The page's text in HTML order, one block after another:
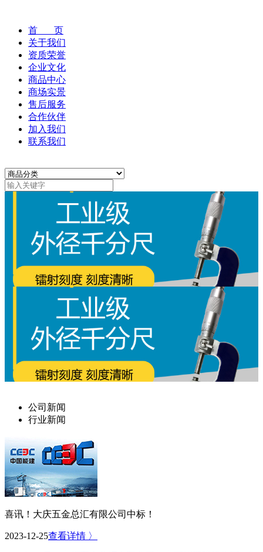
首 页
关于我们
资质荣誉
企业文化
商品中心
商场实景
售后服务
合作伙伴
加入我们
联系我们
公司新闻
行业新闻
喜讯！大庆五金总汇有限公司中标！
2023-12-25查看详情 〉